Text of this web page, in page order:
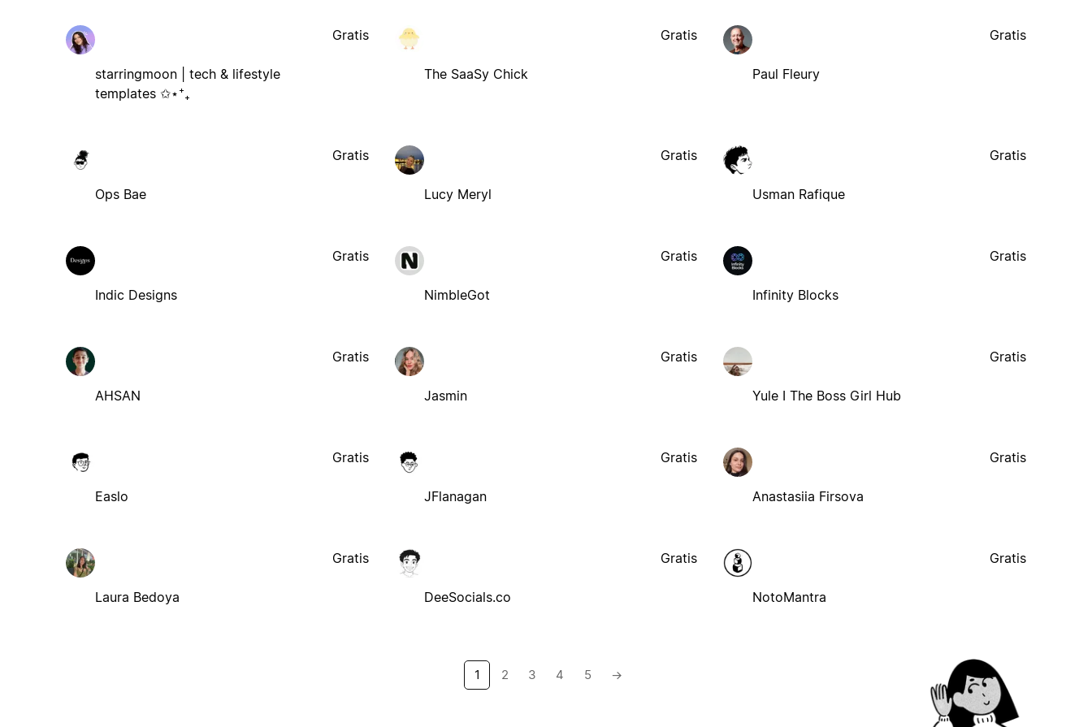
starringmoon | tech & lifestyle
templates ✩⋆⁺₊
Gratis
The SaaSy Chick
Gratis
Paul Fleury
Gratis
Ops Bae
Gratis
Lucy Meryl
Gratis
Usman Rafique
Gratis
Indic Designs
Gratis
NimbleGot
Gratis
Infinity Blocks
Gratis
AHSAN
Gratis
Jasmin
Gratis
Yule I The Boss Girl Hub
Gratis
Easlo
Gratis
JFlanagan
Gratis
Anastasiia Firsova
Gratis
Laura Bedoya
Gratis
DeeSocials.co
Gratis
NotoMantra
Gratis
1 2 3 4 5 →